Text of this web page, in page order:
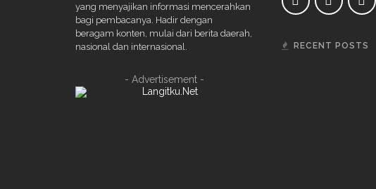
yang menyajikan informasi mencerahkan
bagi pembacanya. Hadir dengan
beragam konten, mulai dari berita daerah,
nasional dan internasional.
- Advertisement -
RECENT POSTS